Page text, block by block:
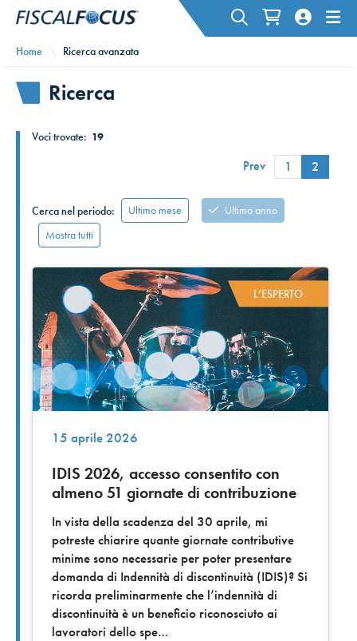
Home Ricerca avanzata
Ricerca
Voci trovate: 19
Prev 1 2
Cerca nel periodo: Ultimo mese
Ultimo anno
Mostra tutti
L’ESPERTO
15 aprile 2026
IDIS 2026, accesso consentito con
almeno 51 giornate di contribuzione
In vista della scadenza del 30 aprile, mi
potreste chiarire quante giornate contributive
minime sono necessarie per poter presentare
domanda di Indennità di discontinuità (IDIS)? Si
ricorda preliminarmente che l’indennità di
discontinuità è un beneficio riconosciuto ai
lavoratori dello spe